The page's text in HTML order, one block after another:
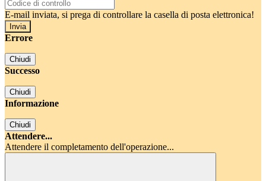
E-mail inviata, si prega di controllare la casella di posta elettronica!
Errore
Chiudi
Successo
Chiudi
Informazione
Chiudi
Attendere...
Attendere il completamento dell'operazione...